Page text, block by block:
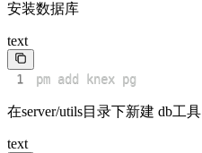
安装数据库
text
1 pm add knex pg
在server/utils目录下新建 db工具
text